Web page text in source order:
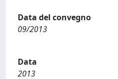
Data del convegno
09/2013
Data
2013